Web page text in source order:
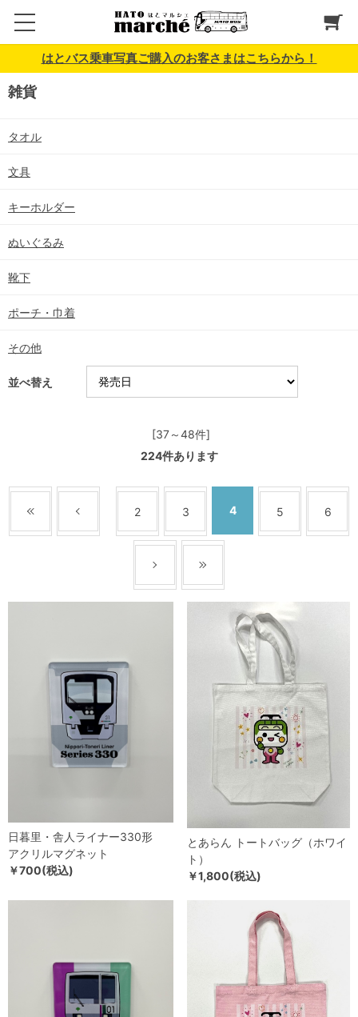
はとバス乗車写真ご購入のお客さまはこちらから！
雑貨
タオル
文具
キーホルダー
ぬいぐるみ
靴下
ポーチ・巾着
その他
並べ替え
[37～48件]
224件あります
2 3 4 5 6
日暮里・舎人ライナー330形
アクリルマグネット
￥700(税込)
とあらん トートバッグ（ホワイ
ト）
￥1,800(税込)